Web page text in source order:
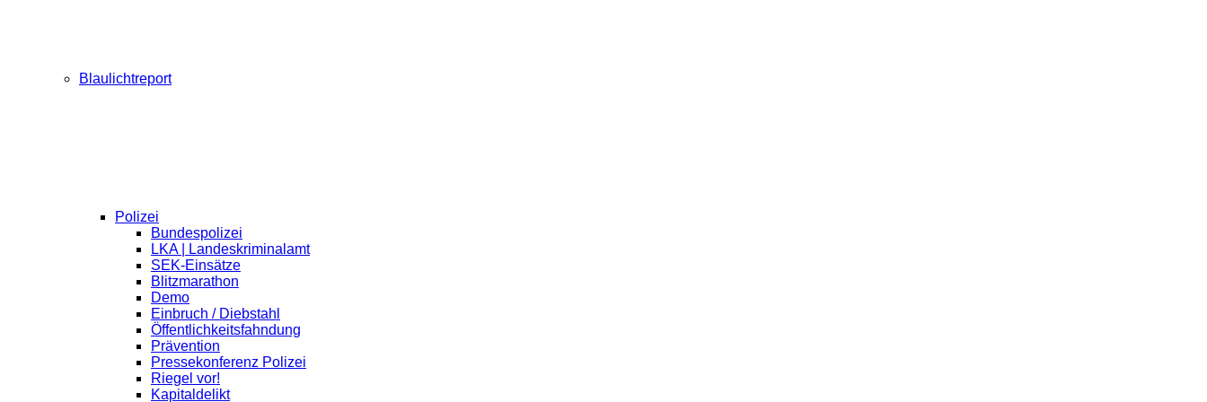
Blaulichtreport
Polizei
Bundespolizei
LKA | Landeskriminalamt
SEK-Einsätze
Blitzmarathon
Demo
Einbruch / Diebstahl
Öffentlichkeitsfahndung
Prävention
Pressekonferenz Polizei
Riegel vor!
Kapitaldelikt